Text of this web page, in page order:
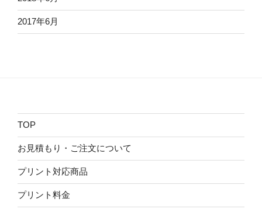
2017年6月
TOP
お見積もり・ご注文について
プリント対応商品
プリント料金